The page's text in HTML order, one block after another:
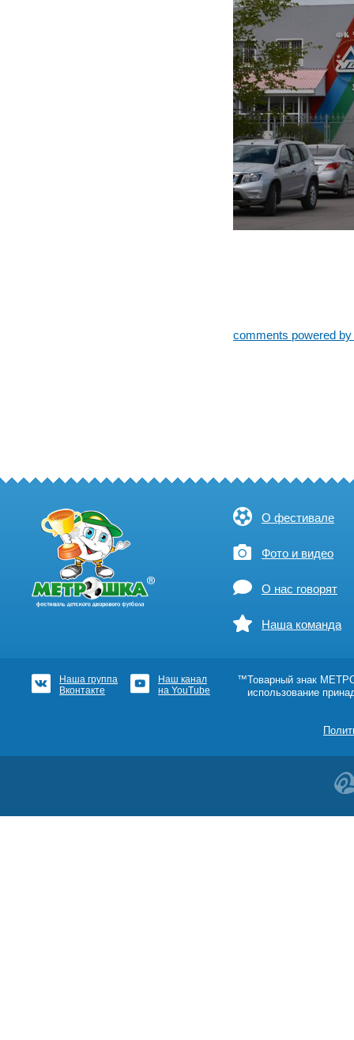
comments powered
О фестивале
Фото и видео
О нас говорят
Наша команда
Наша группа
Вконтакте
Наш канал
на YouTube
™Товарный знак
использование